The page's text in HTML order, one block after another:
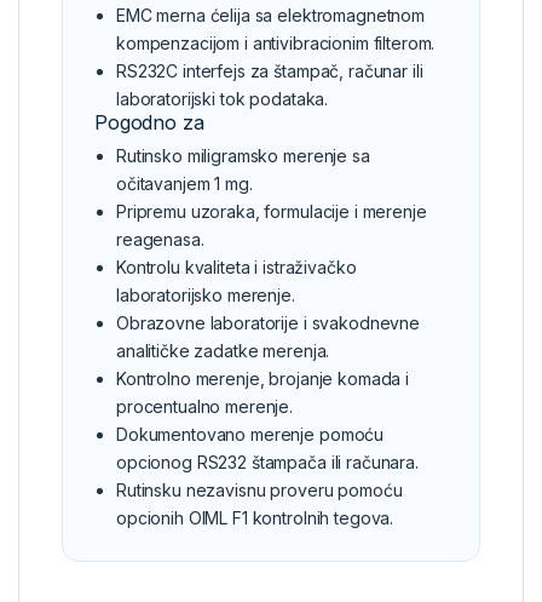
EMC merna ćelija sa elektromagnetnom
kompenzacijom i antivibracionim filterom.
RS232C interfejs za štampač, računar ili
laboratorijski tok podataka.
Pogodno za
Rutinsko miligramsko merenje sa
očitavanjem 1 mg.
Pripremu uzoraka, formulacije i merenje
reagenasa.
Kontrolu kvaliteta i istraživačko
laboratorijsko merenje.
Obrazovne laboratorije i svakodnevne
analitičke zadatke merenja.
Kontrolno merenje, brojanje komada i
procentualno merenje.
Dokumentovano merenje pomoću
opcionog RS232 štampača ili računara.
Rutinsku nezavisnu proveru pomoću
opcionih OIML F1 kontrolnih tegova.